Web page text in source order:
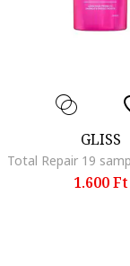
GLISS
1.600 Ft